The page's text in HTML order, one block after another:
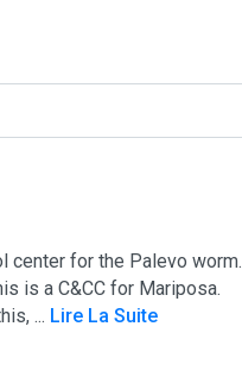
center for the Palevo worm.
is a C&CC for Mariposa.
... Lire La Suite